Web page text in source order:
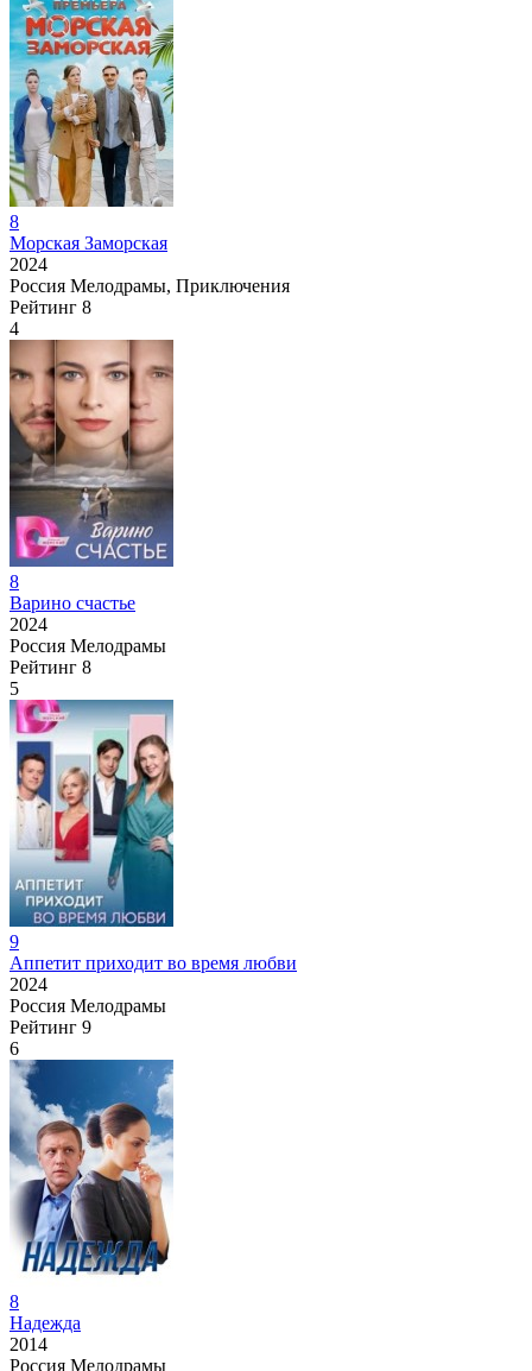
8
Морская Заморская
2024
Россия Мелодрамы, Приключения
Рейтинг 8
4
8
Варино счастье
2024
Россия Мелодрамы
Рейтинг 8
5
9
Аппетит приходит во время любви
2024
Россия Мелодрамы
Рейтинг 9
6
8
Надежда
2014
Россия Мелодрамы